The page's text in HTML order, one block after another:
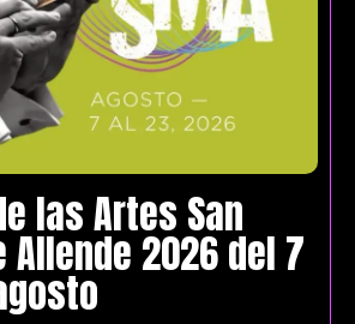
las Artes San
Allende 2026 del 7